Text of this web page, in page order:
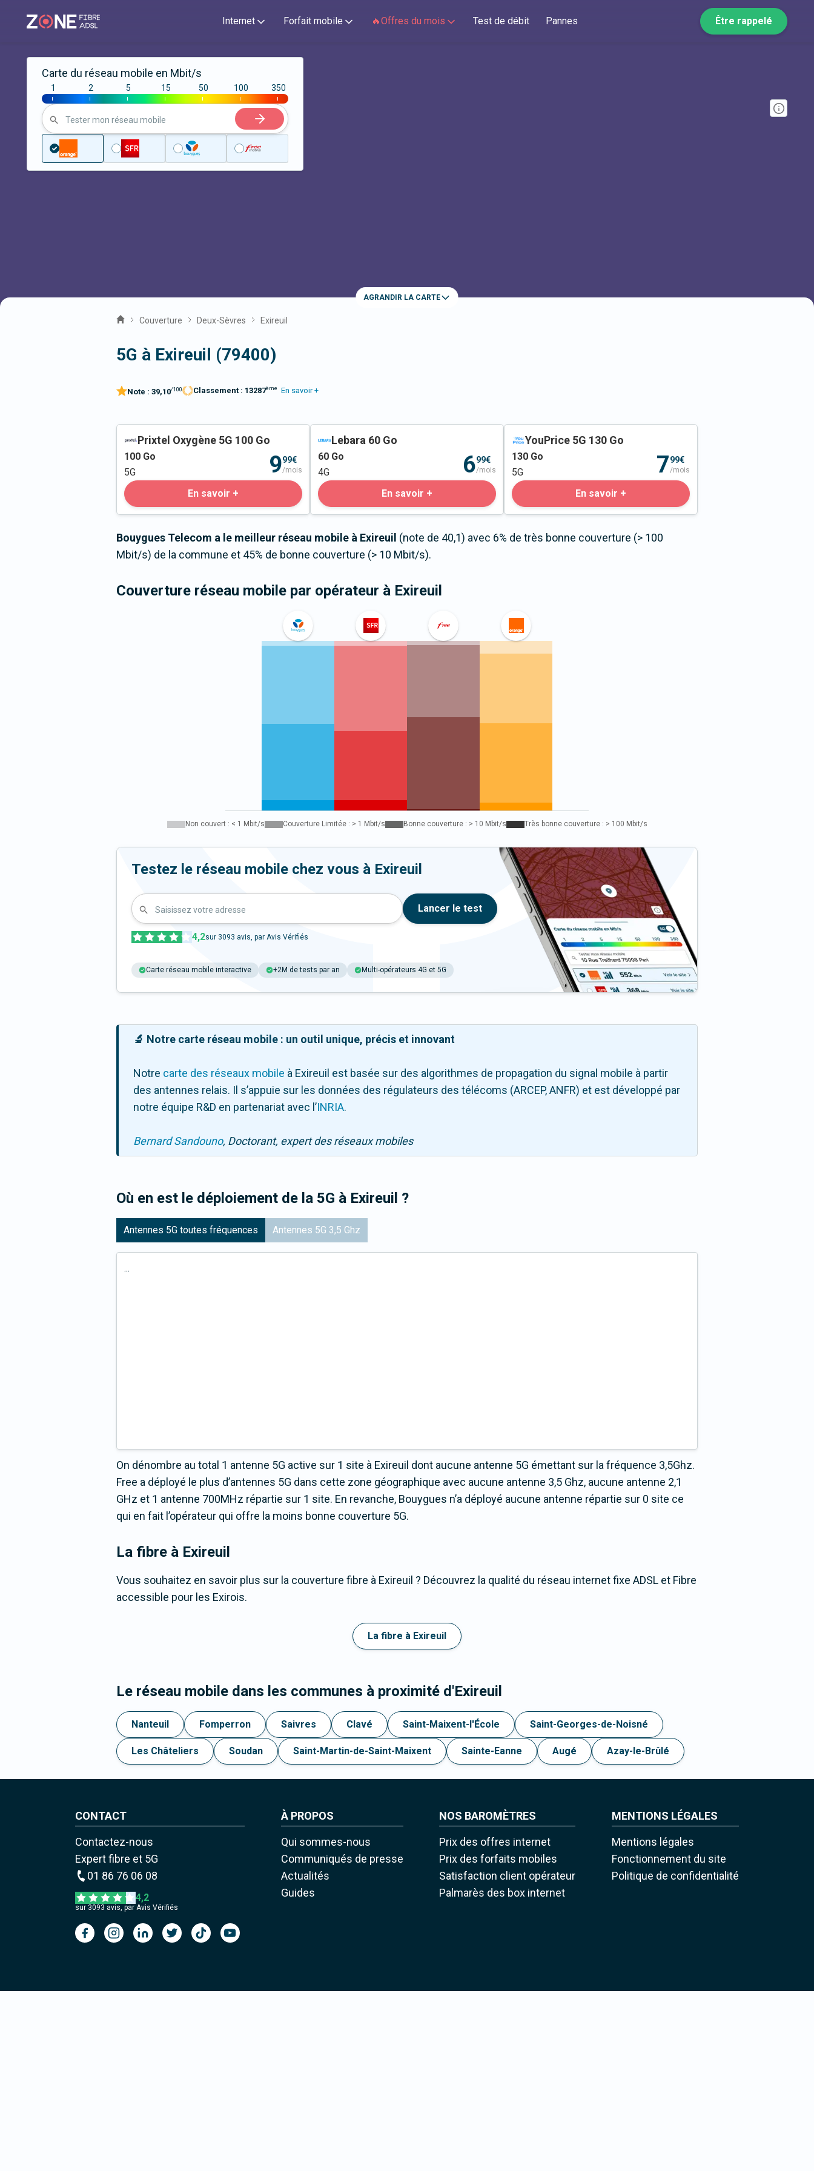
Internet Forfait mobile 🔥Offres du mois Test de débit Pannes Être rappelé
Carte du réseau mobile en Mbit/s
|
1
|
2
|
5
|
15
|
50
|
100
|
350
Tester mon réseau mobile
AGRANDIR LA CARTE
Couverture Deux-Sèvres Exireuil
5G à Exireuil (79400)
Note : 39,10/100 Classement : 13287ème En savoir +
Prixtel Oxygène 5G 100 Go
100 Go
5G
999€
/mois
En savoir +
Lebara 60 Go
60 Go
4G
699€
/mois
En savoir +
YouPrice 5G 130 Go
130 Go
5G
799€
/mois
En savoir +
Bouygues Telecom a le meilleur réseau mobile à Exireuil (note de 40,1) avec 6% de très bonne couverture (> 100
Mbit/s) de la commune et 45% de bonne couverture (> 10 Mbit/s).
Couverture réseau mobile par opérateur à Exireuil
Non couvert : < 1 Mbit/s Couverture Limitée : > 1 Mbit/s Bonne couverture : > 10 Mbit/s Très bonne couverture : > 100 Mbit/s
Testez le réseau mobile chez vous à Exireuil
Saisissez votre adresse Lancer le test
4,2sur 3093 avis, par Avis Vérifiés
Carte réseau mobile interactive +2M de tests par an Multi-opérateurs 4G et 5G
🔬 Notre carte réseau mobile : un outil unique, précis et innovant
Notre carte des réseaux mobile à Exireuil est basée sur des algorithmes de propagation du signal mobile à partir
des antennes relais. Il s’appuie sur les données des régulateurs des télécoms (ARCEP, ANFR) et est développé par
notre équipe R&D en partenariat avec l ’INRIA.
Bernard Sandouno, Doctorant, expert des réseaux mobiles
Où en est le déploiement de la 5G à Exireuil ?
Antennes 5G toutes fréquences Antennes 5G 3,5 Ghz
...
On dénombre au total 1 antenne 5G active sur 1 site à Exireuil dont aucune antenne 5G émettant sur la fréquence 3,5Ghz.
Free a déployé le plus d’antennes 5G dans cette zone géographique avec aucune antenne 3,5 Ghz, aucune antenne 2,1
GHz et 1 antenne 700MHz répartie sur 1 site. En revanche, Bouygues n’a déployé aucune antenne répartie sur 0 site ce
qui en fait l’opérateur qui offre la moins bonne couverture 5G.
La fibre à Exireuil
Vous souhaitez en savoir plus sur la couverture fibre à Exireuil ? Découvrez la qualité du réseau internet fixe ADSL et Fibre
accessible pour les Exirois.
La fibre à Exireuil
Le réseau mobile dans les communes à proximité d'Exireuil
Nanteuil Fomperron Saivres Clavé Saint-Maixent-l'École Saint-Georges-de-Noisné
Les Châteliers Soudan Saint-Martin-de-Saint-Maixent Sainte-Eanne Augé Azay-le-Brûlé
CONTACT
Contactez-nous
Expert fibre et 5G
01 86 76 06 08
4,2
sur 3093 avis, par Avis Vérifiés
À PROPOS
Qui sommes-nous
Communiqués de presse
Actualités
Guides
NOS BAROMÈTRES
Prix des offres internet
Prix des forfaits mobiles
Satisfaction client opérateur
Palmarès des box internet
MENTIONS LÉGALES
Mentions légales
Fonctionnement du site
Politique de confidentialité